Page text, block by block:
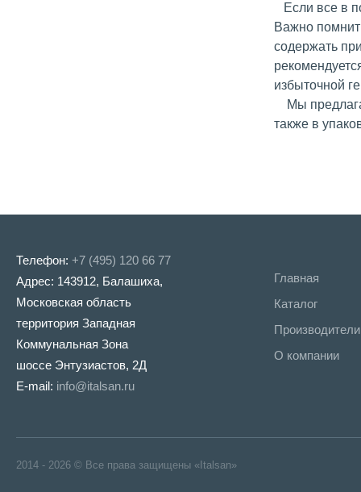
Если все в
Важно
содержать
избыточной
Мы
также в
Телефон: +7 (495) 120 66 77
Адрес: 143912, Балашиха,
Московская область
территория Западная
Коммунальная Зона
шоссе Энтузиастов, 2Д
E-mail: info@italsan.ru
Главная
Каталог
Производители
О компании
2014 - 2026 © Все права защищены «Italsan»